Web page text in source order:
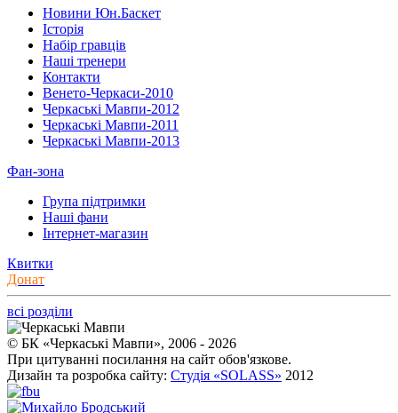
Новини Юн.Баскет
Історія
Набір гравців
Наші тренери
Контакти
Венето-Черкаси-2010
Черкаські Мавпи-2012
Черкаські Мавпи-2011
Черкаські Мавпи-2013
Фан-зона
Група підтримки
Наші фани
Інтернет-магазин
Квитки
Донат
всі розділи
© БК «Черкаські Мавпи», 2006 - 2026
При цитуванні посилання на сайт обов'язкове.
Дизайн та розробка сайту: Студія «SOLASS» 2012